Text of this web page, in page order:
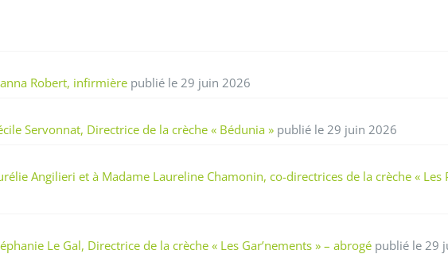
Robert, infirmière publié le 29 juin 2026
Servonnat, Directrice de la crèche « Bédunia » publié le 29 juin 2026
Angilieri et à Madame Laureline Chamonin, co-directrices de la crèche « Les
Le Gal, Directrice de la crèche « Les Gar’nements » – abrogé publié le 29